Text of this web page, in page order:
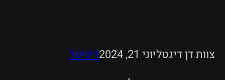
צוות דן דיגטליוני 21, 2024
דיגיטל